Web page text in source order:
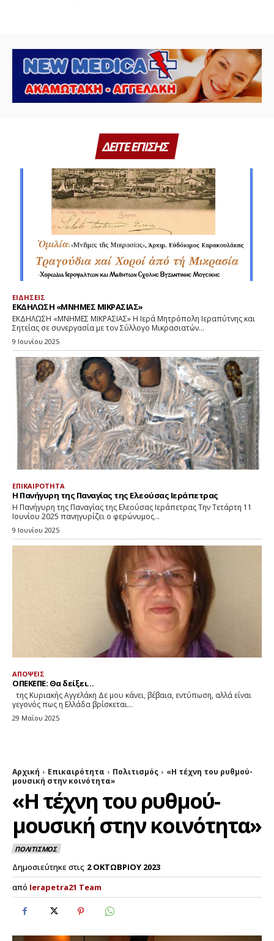
ΔΕΙΤΕ ΕΠΙΣΗΣ
ΕΙΔΗΣΕΙΣ
ΕΚΔΗΛΩΣΗ «ΜΝΗΜΕΣ ΜΙΚΡΑΣΙΑΣ»
ΕΚΔΗΛΩΣΗ «ΜΝΗΜΕΣ ΜΙΚΡΑΣΙΑΣ» Η Ιερά Μητρόπολη Ιεραπύτνης και
Σητείας σε συνεργασία με τον Σύλλογο Μικρασιατών...
9 Ιουνίου 2025
ΕΠΙΚΑΙΡΟΤΗΤΑ
Η Πανήγυρη της Παναγίας της Ελεούσας Ιεράπετρας
Η Πανήγυρη της Παναγίας της Ελεούσας Ιεράπετρας Την Τετάρτη 11
Ιουνίου 2025 πανηγυρίζει ο φερώνυμος...
9 Ιουνίου 2025
ΑΠΟΨΕΙΣ
ΟΠΕΚΕΠΕ: Θα δείξει…
γεγονός πως η Ελλάδα βρίσκεται...
29 Μαΐου 2025